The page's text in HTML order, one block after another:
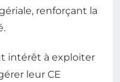
renforçant la
intérêt à exploiter
leur CE